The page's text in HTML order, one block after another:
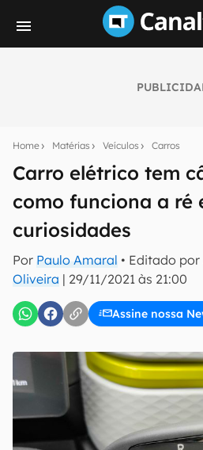
Home Matérias Veículos Carros
Carro elétrico tem
como funciona a ré
curiosidades
Por Paulo Amaral • Editado por
Oliveira | 29/11/2021 às 21:00
Assine nossa
notícias e reviews sobre
E-mail
inscreva-
Confirmo que li, aceito e
Uso e Política de Privacidade